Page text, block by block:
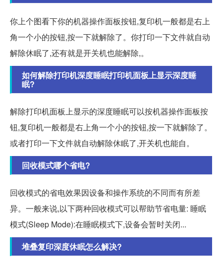
你上个图看下你的机器操作面板按钮,复印机一般都是右上
角一个小的按钮,按一下就解除了。你打印一下文件就自动
解除休眠了,还有就是开关机也能解除,。
如何解除打印机深度睡眠打印机面板上显示深度睡
眠?
解除打印机面板上显示的深度睡眠可以按机器操作面板按
钮,复印机一般都是右上角一个小的按钮,按一下就解除了。
或者打印一下文件就自动解除休眠了,开关机也能自。
回收模式哪个省电?
回收模式的省电效果因设备和操作系统的不同而有所差
异。一般来说,以下两种回收模式可以帮助节省电量: 睡眠
模式(Sleep Mode):在睡眠模式下,设备会暂时关闭...
堆叠复印深度休眠怎么解决?